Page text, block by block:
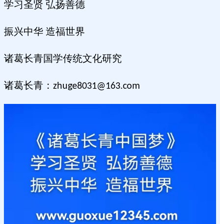
学习圣贤 弘扬善德
振兴中华 造福世界
诸葛长青国学传统文化研究
诸葛长青： zhuge8031@163.com